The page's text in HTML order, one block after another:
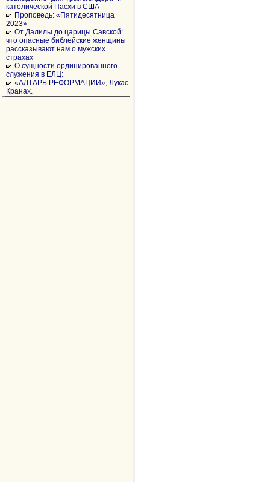
католической Пасхи в США
Проповедь: «Пятидесятница
2023»
От Далилы до царицы Савской:
что опасные библейские женщины
рассказывают нам о мужских
страхах
О сущности ординированного
служения в ЕЛЦ:
«АЛТАРЬ РЕФОРМАЦИИ», Лукас
Кранах.